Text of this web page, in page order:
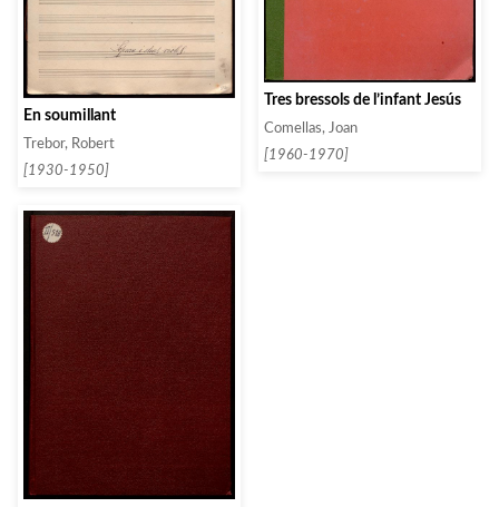
En soumillant
Trebor, Robert
[1930-1950]
Tres bressols de l’infant Jesús
Comellas, Joan
[1960-1970]